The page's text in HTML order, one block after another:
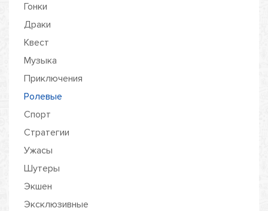
Гонки
Драки
Квест
Музыка
Приключения
Ролевые
Спорт
Стратегии
Ужасы
Шутеры
Экшен
Эксклюзивные